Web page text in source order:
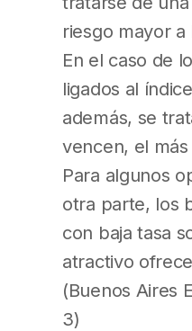
riesgo mayor
En el caso de
ligados al
además, se
vencen, el
Para algunos
otra parte, los
con baja tasa
atractivo
(Buenos Aires
3)